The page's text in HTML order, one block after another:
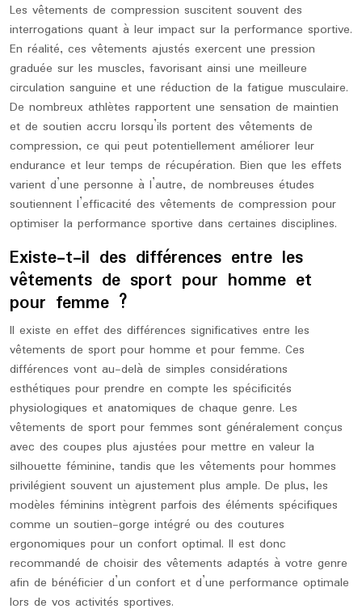
Les vêtements de compression suscitent souvent des
interrogations quant à leur impact sur la performance sportive.
En réalité, ces vêtements ajustés exercent une pression
graduée sur les muscles, favorisant ainsi une meilleure
circulation sanguine et une réduction de la fatigue musculaire.
De nombreux athlètes rapportent une sensation de maintien
et de soutien accru lorsqu’ils portent des vêtements de
compression, ce qui peut potentiellement améliorer leur
endurance et leur temps de récupération. Bien que les effets
varient d’une personne à l’autre, de nombreuses études
soutiennent l’efficacité des vêtements de compression pour
optimiser la performance sportive dans certaines disciplines.
Existe-t-il des différences entre les
vêtements de sport pour homme et
pour femme ?
Il existe en effet des différences significatives entre les
vêtements de sport pour homme et pour femme. Ces
différences vont au-delà de simples considérations
esthétiques pour prendre en compte les spécificités
physiologiques et anatomiques de chaque genre. Les
vêtements de sport pour femmes sont généralement conçus
avec des coupes plus ajustées pour mettre en valeur la
silhouette féminine, tandis que les vêtements pour hommes
privilégient souvent un ajustement plus ample. De plus, les
modèles féminins intègrent parfois des éléments spécifiques
comme un soutien-gorge intégré ou des coutures
ergonomiques pour un confort optimal. Il est donc
recommandé de choisir des vêtements adaptés à votre genre
afin de bénéficier d’un confort et d’une performance optimale
lors de vos activités sportives.